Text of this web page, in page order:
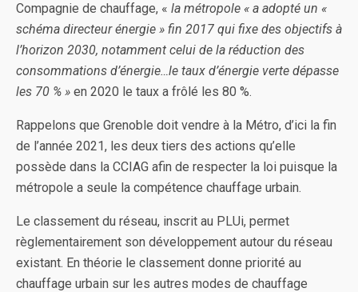
Compagnie de chauffage, « la métropole « a adopté un «
schéma directeur énergie » fin 2017 qui fixe des objectifs à
l’horizon 2030, notamment celui de la réduction des
consommations d’énergie…le taux d’énergie verte dépasse
les 70 % » en 2020 le taux a frôlé les 80 %.
Rappelons que Grenoble doit vendre à la Métro, d’ici la fin
de l’année 2021, les deux tiers des actions qu’elle
possède dans la CCIAG afin de respecter la loi puisque la
métropole a seule la compétence chauffage urbain.
Le classement du réseau, inscrit au PLUi, permet
règlementairement son développement autour du réseau
existant. En théorie le classement donne priorité au
chauffage urbain sur les autres modes de chauffage